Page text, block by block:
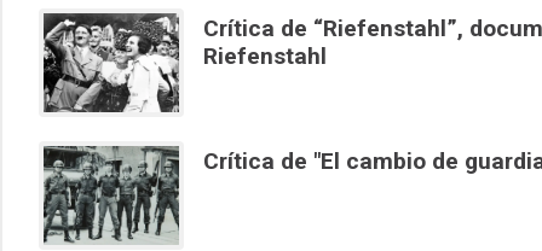
Crítica de “Riefenstahl”,
Riefenstahl
Crítica de "El cambio de